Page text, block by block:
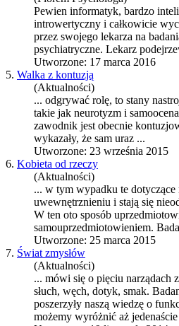
Pewien informatyk, bardzo
introwertyczny i całkowicie
przez swojego lekarza na
psychiatryczne. Lekarz
Utworzone: 17 marca 2016
5. Walka z kontuzją
(Aktualności)
... odgrywać rolę, to stany
takie jak neurotyzm i
zawodnik jest obecnie
wykazały, że sam uraz ...
Utworzone: 23 września 2015
6. Kobieta od rzeczy
(Aktualności)
... w tym wypadku te dotyczące
uwewnętrznieniu i stają się
W ten oto sposób
samouprzedmiotowieniem.
Utworzone: 25 marca 2015
7. Świat zmysłów
(Aktualności)
... mówi się o pięciu narządach
słuch, węch, dotyk, smak.
poszerzyły naszą wiedzę o
możemy wyróżnić aż